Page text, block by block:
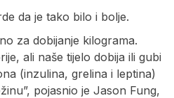
da je tako bilo i bolje.
za dobijanje kilograma.
ali naše tijelo dobija ili gubi
(inzulina, grelina i leptina)
pojasnio je Jason Fung,